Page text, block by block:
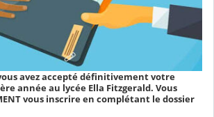
avez accepté définitivement votre
année au lycée Ella Fitzgerald. Vous
vous inscrire en complétant le dossier